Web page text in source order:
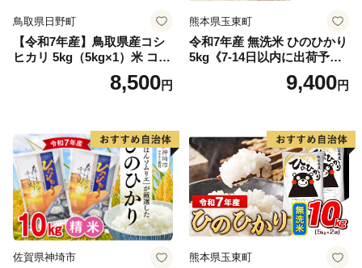
鳥取県日野町
【令和7年産】鳥取県産コシ
ヒカリ 5kg（5kg×1）米 コシ
ヒカリ こしひかり お米 白米
精米 5キロ おこめ こめ コメ
野町産 Elevation
8,500円
熊本県玉東町
令和7年産 無洗米 ひのひかり
5kg《7-14日以内に出荷予定
(土日祝除く)》コメ 米 無洗米
高レビュー｜人気米 熊本県
9,400円
佐賀県神埼市 熊本県玉東町